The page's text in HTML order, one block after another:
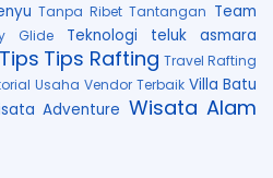
Tanpa Ribet Tantangan Team
Glide Teknologi
teluk asmara
Tips Tips Rafting Travel Rafting
Usaha Vendor Terbaik Villa Batu
Adventure Wisata Alam